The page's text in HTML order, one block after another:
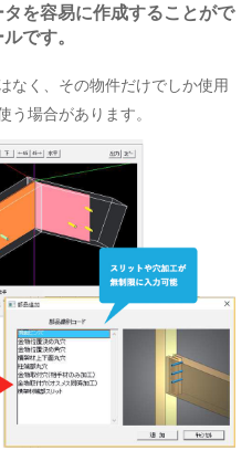
を容易に作成することがで
です。
なく、その物件だけでしか使用
う場合があります。